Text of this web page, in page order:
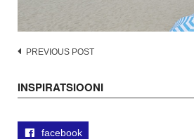
Post
PREVIOUS POST
INSPIRATSIOONI
facebook